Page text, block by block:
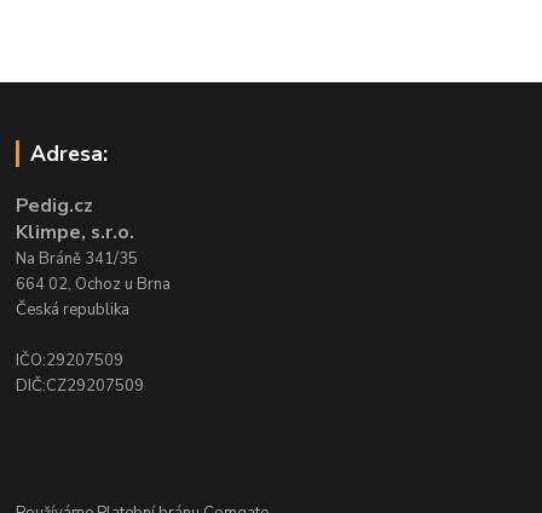
Adresa:
Pedig.cz
Klimpe, s.r.o.
Na Bráně 341/35
664 02, Ochoz u Brna
Česká republika
IČO:29207509
DIČ:CZ29207509